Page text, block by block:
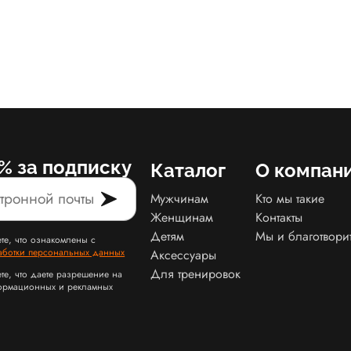
за подписку
что ознакомлены с
персональных данных
что даете разрешение на
и рекламных
Каталог
Мужчинам
Женщинам
Детям
Аксессуары
Для тренировок
О
Кто мы такие
Контакты
Мы и